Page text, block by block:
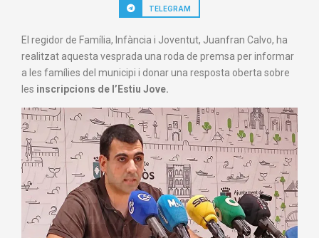
TELEGRAM
El regidor de Família, Infància i Joventut, Juanfran Calvo, ha
realitzat aquesta vesprada una roda de premsa per informar
a les famílies del municipi i donar una resposta oberta sobre
les inscripcions de l’Estiu Jove.